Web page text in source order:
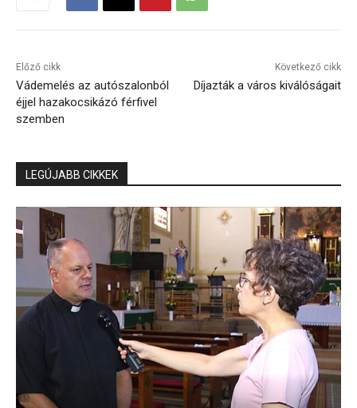
Előző cikk
Vádemelés az autószalonból
éjjel hazakocsikázó férfivel
szemben
Következő cikk
Díjazták a város kiválóságait
LEGÚJABB CIKKEK